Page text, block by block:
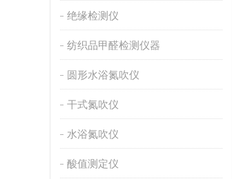
绝缘检测仪
纺织品甲醛检测仪器
圆形水浴氮吹仪
干式氮吹仪
水浴氮吹仪
酸值测定仪